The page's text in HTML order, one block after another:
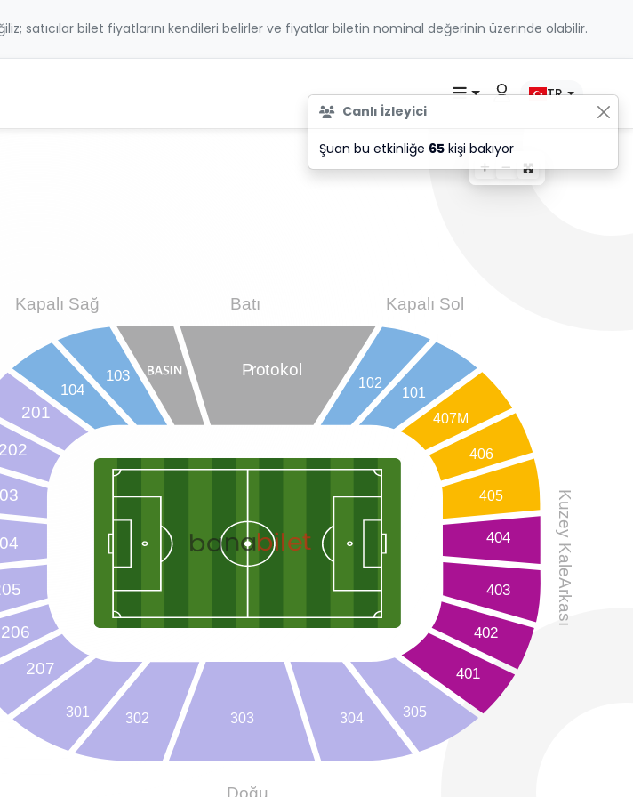
satıcılar bilet fiyatlarını kendileri belirler ve fiyatlar biletin nominal değerinin üzerinde olabilir.
TR
banabilet
Protokol
Kuzey Kale
Arkası
Kapalı Sağ Kapalı Sol
Doğu
Batı
101
102
103
104
301 302 303 304 305
401
402
403
404
405
406
407M
201
202
206
207
Canlı İzleyici
Şuan bu etkinliğe 65 kişi bakıyor